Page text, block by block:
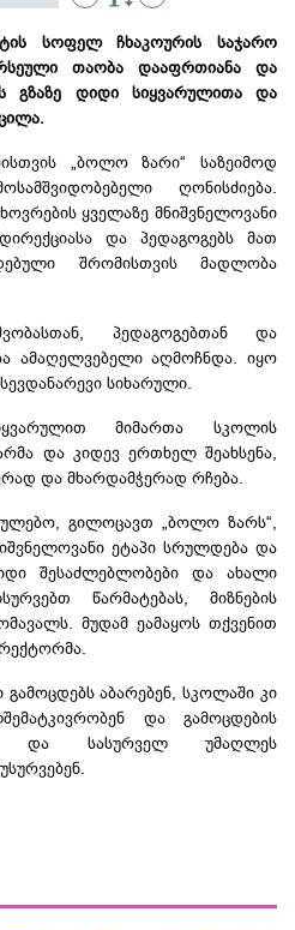
სოფელჩხაკოურის საჯარო
თაობა დააფრთიანა და
გზაზე დიდი სიყვარულითა და
„ბოლო ზარი“ საზეიმოდ
ღონისძიება.
ყველაზე მნიშვნელოვანი
დირექციასადა პედაგოგებს მათ
შრომისთვის მადლობა
პედაგოგებთან და
ამაღელვებელი აღმოჩნდა. იყო
სიხარული.
მიმართა სკოლის
და კიდევ ერთხელ შეახსენა,
და მხარდამჭერად რჩება.
, გილოცავთ „ბოლო ზარს“,
ეტაპი სრულდება და
შესაძლებლობები და ახალი
წარმატებას, მიზნების
მუდამ ეამაყოს თქვენით
აბარებენ, სკოლაში კი
და გამოცდების
და სასურველ უმაღლეს